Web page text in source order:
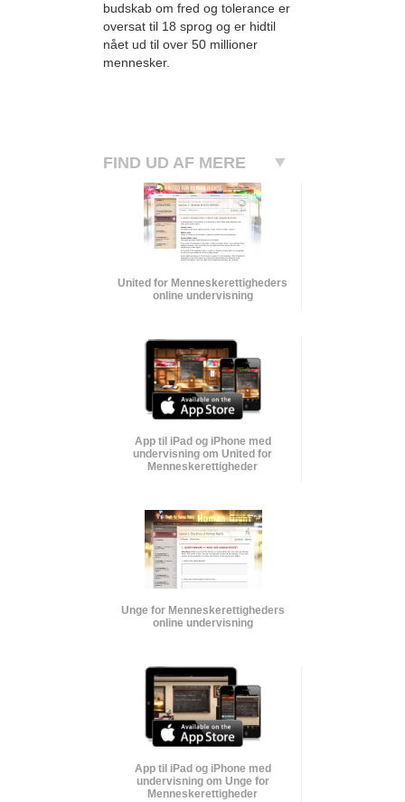
budskab om fred og tolerance er
oversat til 18 sprog og er hidtil
nået ud til over 50 millioner
mennesker.
FIND UD AF MERE
United for Menneskerettigheders
online undervisning
App til iPad og iPhone med
undervisning om United for
Menneskerettigheder
Unge for Menneskerettigheders
online undervisning
App til iPad og iPhone med
undervisning om Unge for
Menneskerettigheder